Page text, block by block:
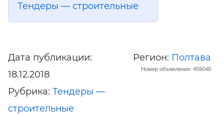
Тендеры — строительные
Дата публикации:
18.12.2018
Рубрика: Тендеры —
строительные
Регион: Полтава
Номер объявления: 459048